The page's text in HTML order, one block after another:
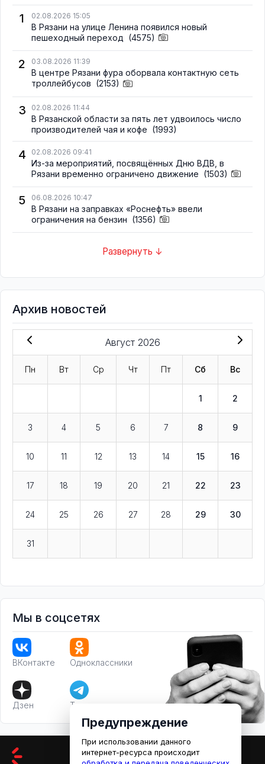
1
02.08.2026 15:05
В Рязани на улице Ленина появился новый
пешеходный переход (4575)
2 03.08.2026 11:39
В центре Рязани фура оборвала контактную сеть
троллейбусов (2153)
3 02.08.2026 11:44
В Рязанской области за пять лет удвоилось число
производителей чая и кофе (1993)
4 02.08.2026 09:41
Из-за мероприятий, посвящённых Дню ВДВ, в
Рязани временно ограничено движение (1503)
5 06.08.2026 10:47
В Рязани на заправках «Роснефть» ввели
ограничения на бензин (1356)
Развернуть ↓
Архив новостей
Август 2026
Пн Вт Ср Чт Пт Сб Вс
1 2
3 4 5 6 7 8 9
10 11 12 13 14 15 16
17 18 19 20 21 22 23
24 25 26 27 28 29 30
31
Мы в соцсетях
ВКонтакте Одноклассники
Дзен Телеграм
Предупреждение
При использовании данного
интернет-ресурса происходит